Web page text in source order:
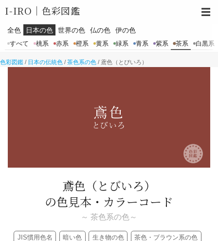
I-IRO｜ 色彩図鑑
全色 日本の色 世界の色 仏の色 伊の色
すべて 桃系 赤系 橙系 黄系 緑系 青系 紫系 茶系 白黒系
☰
色彩図鑑 / 日本の伝統色 / 茶色系の色 /鳶色（とびいろ）
鳶色 （とびいろ）
の色見本・カラーコード
～ 茶色系の色～
JIS慣用色名 暗い色 生き物の色 茶色・ブラウン系の色